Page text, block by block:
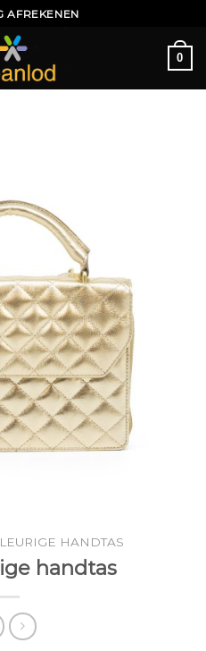
AFREKENEN
0
HANDTAS
handtas